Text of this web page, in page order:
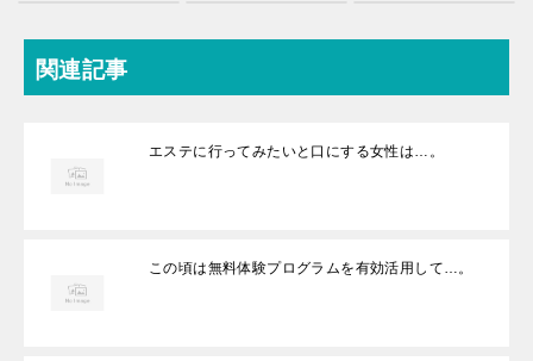
関連記事
エステに行ってみたいと口にする女性は…。
この頃は無料体験プログラムを有効活用して…。